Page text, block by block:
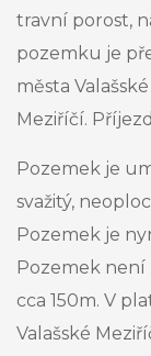
travní porost,
pozemku je
města
Meziříčí.
Pozemek je
svažitý,
Pozemek je
Pozemek není
cca 150m. V
Valašské